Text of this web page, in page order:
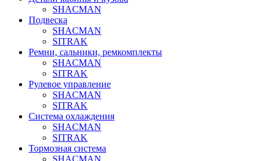
SHACMAN
Подвеска
SHACMAN
SITRAK
Ремни, сальники, ремкомплекты
SHACMAN
SITRAK
Рулевое управление
SHACMAN
SITRAK
Система охлаждения
SHACMAN
SITRAK
Тормозная система
SHACMAN